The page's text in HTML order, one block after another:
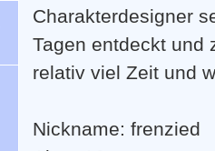
Charakterdesigner
Tagen entdeckt und
relativ viel Zeit und
Nickname: frenzied